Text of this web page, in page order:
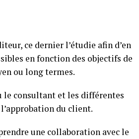
ce dernier l’étudie afin d’en
en fonction des objectifs de
ou long termes.
consultant et les différentes
du client.
une collaboration avec le